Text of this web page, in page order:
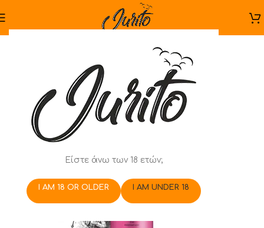
Είστε άνω των 18 ετών;
I AM 18 OR OLDER I AM UNDER 18